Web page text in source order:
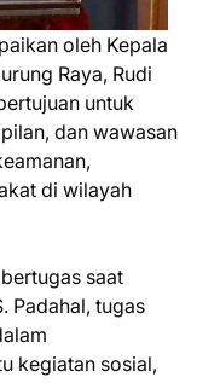
oleh Kepala
Raya, Rudi
untuk
dan wawasan
di wilayah
saat
Padahal, tugas
kegiatan sosial,